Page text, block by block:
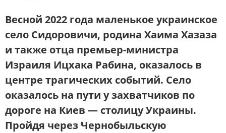
Весной 2022 года маленькое украинское
село Сидоровичи, родина Хаима Хазаза
и также отца премьер-министра
Израиля Ицхака Рабина, оказалось в
центре трагических событий. Село
оказалось на пути у захватчиков по
дороге на Киев — столицу Украины.
Пройдя через Чернобыльскую